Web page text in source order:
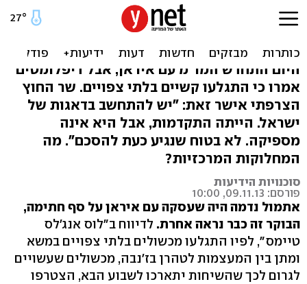
משבר בשיחות הגרעין?
"המערב לא פראייר"
היום התחדש המו"מ עם איראן, אבל דיפלומטים
אמרו כי התגלעו קשיים בלתי צפויים. שר החוץ
הצרפתי אישר זאת: "יש להתחשב בדאגות של
ישראל. הייתה התקדמות, אבל היא אינה
מספיקה. לא בטוח שנגיע כעת להסכם". מה
המחלוקות המרכזיות?
סוכנויות הידיעות
פורסם: 09.11.13, 10:00
אתמול נדמה היה שעסקה עם איראן על סף חתימה,
הבוקר זה כבר נראה אחרת. לדיווח ב"לוס אנג'לס
טיימס", לפיו התגלעו מכשולים בלתי צפויים במשא
ומתן בין המעצמות לטהרן בז'נבה, מכשולים שעשויים
לגרום לכך שהשיחות יתארכו לשבוע הבא, הצטרפו